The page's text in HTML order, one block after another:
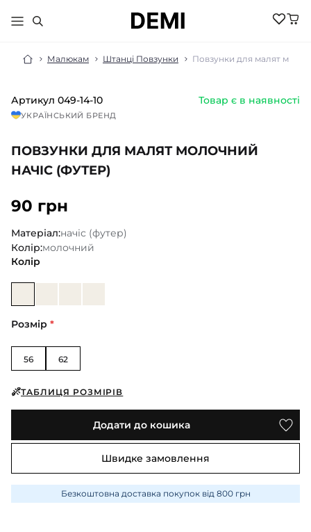
Малюкам Штанці Повзунки Повзунки для малят
Артикул 049-14-10 Товар є в наявності
УКРАЇНСЬКИЙ БРЕНД
ПОВЗУНКИ ДЛЯ МАЛЯТ МОЛОЧНИЙ
НАЧІС (ФУТЕР)
90 грн
Матеріал:начіс (футер)
Колір:молочний
Колір
Розмір *
56 62
ТАБЛИЦЯ РОЗМІРІВ
Додати до кошика
Швидке замовлення
Безкоштовна доставка покупок від 800 грн
МАЛЮКАМ
НОВИНКИ
РОЗПРОДАЖ
АКСЕСУАРИ
БІЛИЗНА ПІЖАМИ
БОДІ ПІСОЧНИКИ
ЖИЛЕТИ
КОЛГОТКИ
КОМБІНЕЗОНИ
КОСТЮМИ
КУРТКИ
ПЕЛЮШКА-КОКОН
З ШАПОЧКОЮ
ПЕРЧАТКИ
НОВИНКИ
БІЛИЗНА
БОМБЕРИ КУРТКИ
ВЕЛОСИПЕДКИ
КОЛГОТКИ
ШКАРПЕТКИ
КОСТЮМИ
КОМПЛЕКТИ
ЛОНГСЛІВИ
БЛУЗИ
ТЕРМОБІЛИЗНА
РОЗПРОДАЖ
БІЛИЗНА
ГОЛЬФИ
КОМПЛЕКТИ
КУРТКИ
БОМБЕРИ
ШАПКИ
ЖІНКИ
БІЛИЗНА
ПІЖАМИ
КОМПЛЕКТИ
ФУТБОЛКИ
СЛІДИ